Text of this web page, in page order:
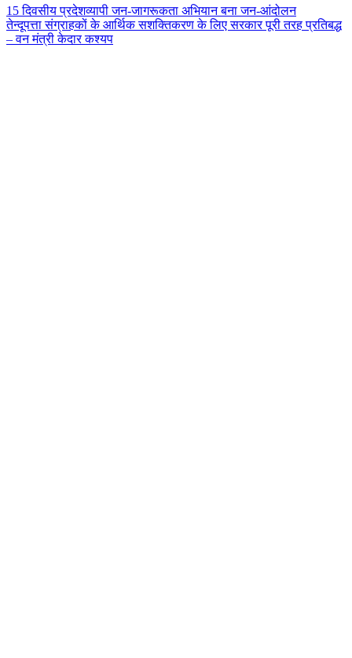
15 दिवसीय प्रदेशव्यापी जन-जागरूकता अभियान बना जन-आंदोलन
तेन्दूपत्ता संग्राहकों के आर्थिक सशक्तिकरण के लिए सरकार पूरी तरह प्रतिबद्ध
– वन मंत्री केदार कश्यप